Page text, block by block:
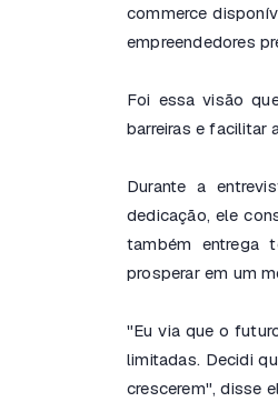
commerce
empreendedores
Foi essa visão
barreiras e facilitar
Durante a
dedicação, ele
também entrega
prosperar em um
"Eu via que o
limitadas. Decidi
crescerem", disse